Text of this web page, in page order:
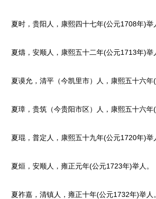
夏时，贵阳人，康熙四十七年(公元1708年)举
夏燽，安顺人，康熙五十二年(公元1713年)举
夏谟允，清平（今凯里市）人，康熙五十六年(
夏璋，贵筑（今贵阳市区）人，康熙五十六年(
夏琨，普定人，康熙五十九年(公元1720年)举
夏烜，安顺人，雍正元年(公元1723年)举人。
夏祚嘉，清镇人，雍正十年(公元1732年)举人。